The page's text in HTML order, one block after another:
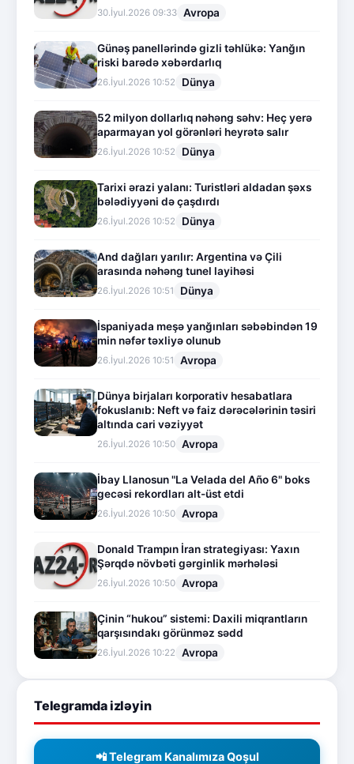
30.İyul.2026 09:33 Avropa
Günəş panellərində gizli təhlükə: Yanğın
riski barədə xəbərdarlıq
26.İyul.2026 10:52 Dünya
52 milyon dollarlıq nəhəng səhv: Heç yerə
aparmayan yol görənləri heyrətə salır
26.İyul.2026 10:52 Dünya
Tarixi ərazi yalanı: Turistləri aldadan şəxs
bələdiyyəni də çaşdırdı
26.İyul.2026 10:52 Dünya
And dağları yarılır: Argentina və Çili
arasında nəhəng tunel layihəsi
26.İyul.2026 10:51 Dünya
İspaniyada meşə yanğınları səbəbindən 19
min nəfər təxliyə olunub
26.İyul.2026 10:51 Avropa
Dünya birjaları korporativ hesabatlara
fokuslanıb: Neft və faiz dərəcələrinin təsiri
altında cari vəziyyət
26.İyul.2026 10:50 Avropa
İbay Llanosun "La Velada del Año 6" boks
gecəsi rekordları alt-üst etdi
26.İyul.2026 10:50 Avropa
Donald Trampın İran strategiyası: Yaxın
Şərqdə növbəti gərginlik mərhələsi
26.İyul.2026 10:50 Avropa
Çinin “hukou” sistemi: Daxili miqrantların
qarşısındakı görünməz sədd
26.İyul.2026 10:22 Avropa
Telegramda izləyin
📲 Telegram Kanalımıza Qoşul